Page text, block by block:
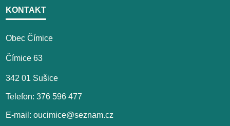
KONTAKT
Obec Čímice
Čímice 63
342 01 Sušice
Telefon: 376 596 477
E-mail: oucimice@seznam.cz